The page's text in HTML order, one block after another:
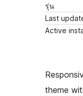
รุ่น
Last
Active
theme